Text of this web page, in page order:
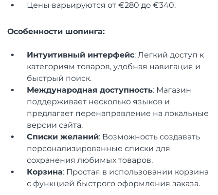
Цены варьируются от €280 до €340.
Особенности шопинга:
Интуитивный интерфейс: Легкий доступ к
категориям товаров, удобная навигация и
быстрый поиск.
Международная доступность: Магазин
поддерживает несколько языков и
предлагает перенаправление на локальные
версии сайта.
Списки желаний: Возможность создавать
персонализированные списки для
сохранения любимых товаров.
Корзина: Простая в использовании корзина
с функцией быстрого оформления заказа.